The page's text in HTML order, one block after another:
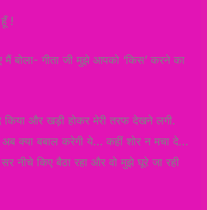
!
मैं बोला- गीता जी मुझे आपको ‘किस’ करने का
किया और खड़ी होकर मेरी तरफ देखने लगी.
अब क्या बबाल करेगी ये… कहीं शोर न मचा दे…
नीचे किए बैठा रहा और वो मुझे घूरे जा रही